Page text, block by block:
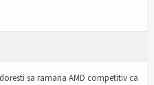
sa ramana AMD competitiv ca